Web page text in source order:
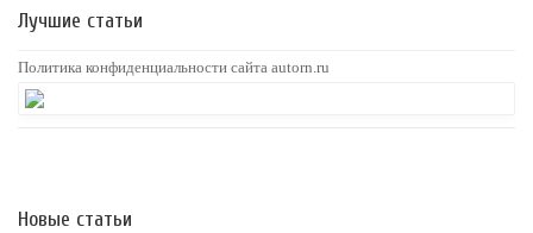
Лучшие статьи
Политика конфиденциальности сайта autorn.ru
Новые статьи